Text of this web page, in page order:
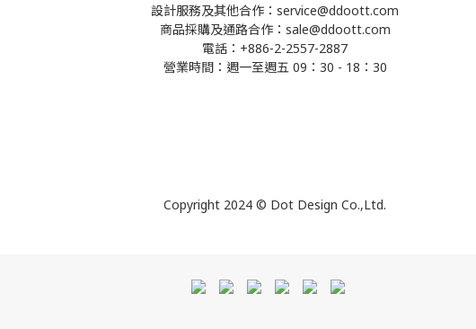
設計服務及其他合作：service@ddoott.com
商品採購及通路合作：sale@ddoott.com
電話：+886-2-2557-2887
營業時間：週一至週五 09：30 - 18：30
Copyright 2024 © Dot Design Co.,Ltd.